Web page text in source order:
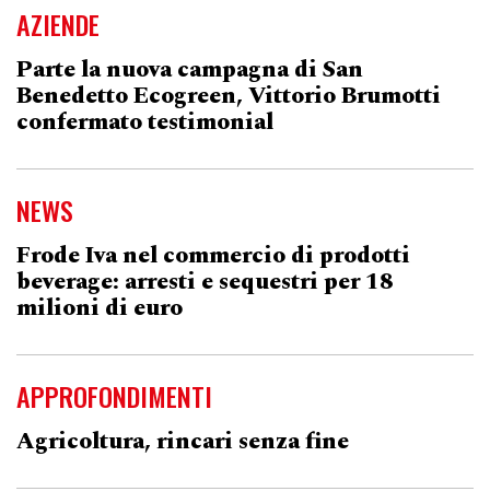
AZIENDE
Parte la nuova campagna di San
Benedetto Ecogreen, Vittorio Brumotti
confermato testimonial
NEWS
Frode Iva nel commercio di prodotti
beverage: arresti e sequestri per 18
milioni di euro
APPROFONDIMENTI
Agricoltura, rincari senza fine